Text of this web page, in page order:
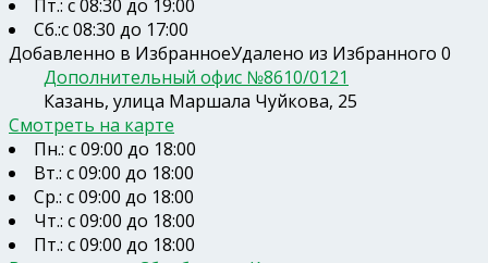
Пт.: с 08:30 до 19:00
Сб.:с 08:30 до 17:00
Добавленно в ИзбранноеУдалено из Избранного 0
Дополнительный офис №8610/0121
Казань, улица Маршала Чуйкова, 25
Смотреть на карте
Пн.: с 09:00 до 18:00
Вт.: с 09:00 до 18:00
Ср.: с 09:00 до 18:00
Чт.: с 09:00 до 18:00
Пт.: с 09:00 до 18:00